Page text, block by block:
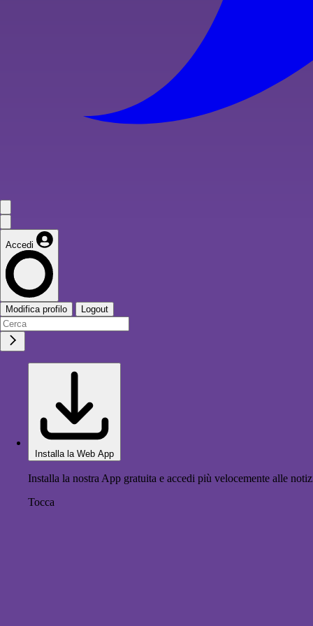
Accedi
Modifica profilo Logout
Installa la Web App
Installa la nostra App gratuita e accedi più velocemente alle
Tocca